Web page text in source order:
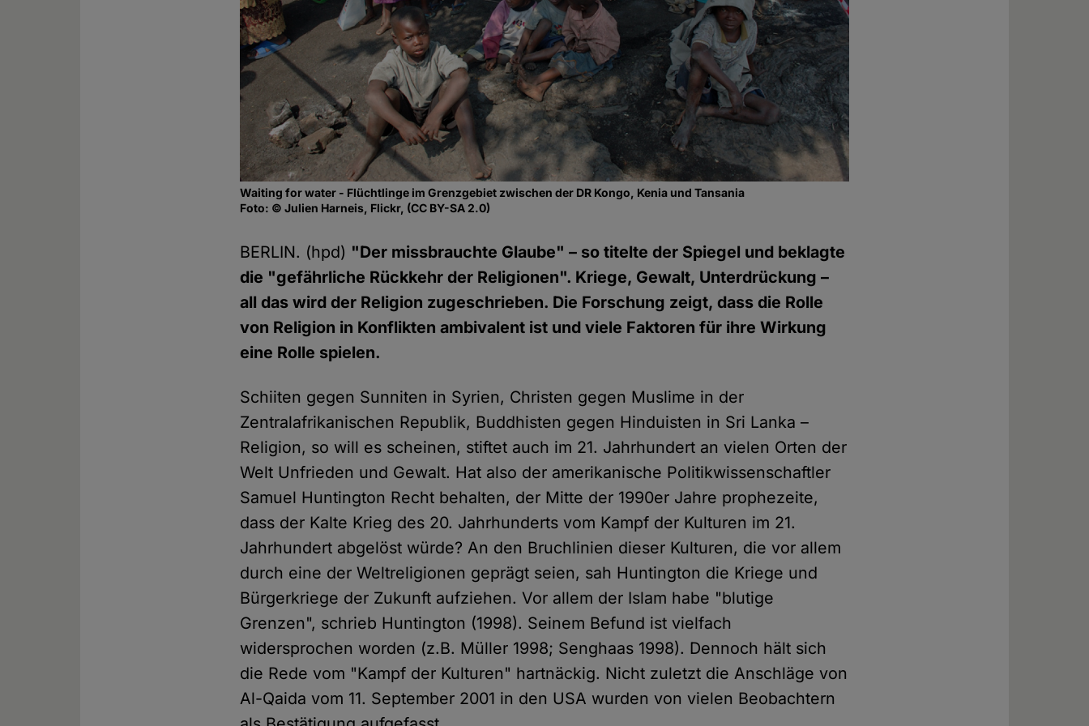
Waiting for water - Flüchtlinge im Grenzgebiet zwischen der DR Kongo, Kenia und Tansania
Foto: © Julien Harneis, Flickr, (CC BY-SA 2.0)
BERLIN. (hpd) "Der missbrauchte Glaube" – so titelte der Spiegel und beklagte
die "gefährliche Rückkehr der Religionen". Kriege, Gewalt, Unterdrückung –
all das wird der Religion zugeschrieben. Die Forschung zeigt, dass die Rolle
von Religion in Konflikten ambivalent ist und viele Faktoren für ihre Wirkung
eine Rolle spielen.
Schiiten gegen Sunniten in Syrien, Christen gegen Muslime in der
Zentralafrikanischen Republik, Buddhisten gegen Hinduisten in Sri Lanka –
Religion, so will es scheinen, stiftet auch im 21. Jahrhundert an vielen Orten der
Welt Unfrieden und Gewalt. Hat also der amerikanische Politikwissenschaftler
Samuel Huntington Recht behalten, der Mitte der 1990er Jahre prophezeite,
dass der Kalte Krieg des 20. Jahrhunderts vom Kampf der Kulturen im 21.
Jahrhundert abgelöst würde? An den Bruchlinien dieser Kulturen, die vor allem
durch eine der Weltreligionen geprägt seien, sah Huntington die Kriege und
Bürgerkriege der Zukunft aufziehen. Vor allem der Islam habe "blutige
Grenzen", schrieb Huntington (1998). Seinem Befund ist vielfach
widersprochen worden (z.B. Müller 1998; Senghaas 1998). Dennoch hält sich
die Rede vom "Kampf der Kulturen" hartnäckig. Nicht zuletzt die Anschläge von
Al-Qaida vom 11. September 2001 in den USA wurden von vielen Beobachtern